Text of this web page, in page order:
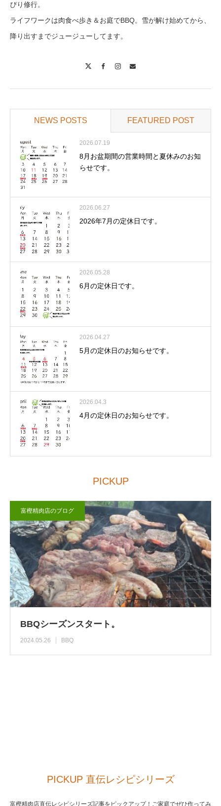
ぴり修行。
ライフワークは肉食べ歩き＆お庭でBBQ。雪が解け始めてから、
降り出すまでジュージューしてます。
NEWS POSTS FEATURED POST
2026.07.19
8月お盆期間の営業時間と夏休みのお知
らせです。
2026.06.27
2026年7月の定休日です。
2026.05.28
6月の定休日です。
2026.04.27
5月の定休日のお知らせです。
2026.04.3
4月の定休日のお知らせです。
PICKUP
富樫精肉店のブログ
BBQシーズンスタート。
2024.05.26 BBQ
PICKUP 直伝レシピシリーズ
富樫精肉店直伝レシピシリーズ記事をピックアップ！ご家庭でぜひ作ってみ